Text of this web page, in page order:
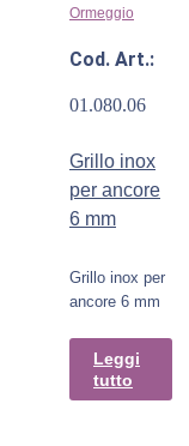
Ormeggio
Cod. Art.:
01.080.06
Grillo inox
per ancore
6 mm
Grillo inox per
ancore 6 mm
Leggi
tutto